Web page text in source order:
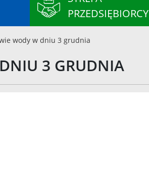
PRZEDSIĘBIORCY
wody w dniu 3 grudnia
3 GRUDNIA